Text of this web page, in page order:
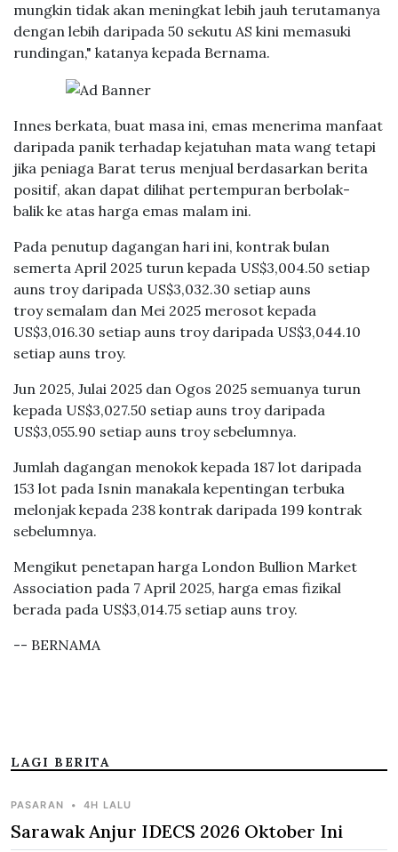
mungkin tidak akan meningkat lebih jauh terutamanya
dengan lebih daripada 50 sekutu AS kini memasuki
rundingan," katanya kepada Bernama.
Innes berkata, buat masa ini, emas menerima manfaat
daripada panik terhadap kejatuhan mata wang tetapi
jika peniaga Barat terus menjual berdasarkan berita
positif, akan dapat dilihat pertempuran berbolak-
balik ke atas harga emas malam ini.
Pada penutup dagangan hari ini, kontrak bulan
semerta April 2025 turun kepada US$3,004.50 setiap
auns troy daripada US$3,032.30 setiap auns
troy semalam dan Mei 2025 merosot kepada
US$3,016.30 setiap auns troy daripada US$3,044.10
setiap auns troy.
Jun 2025, Julai 2025 dan Ogos 2025 semuanya turun
kepada US$3,027.50 setiap auns troy daripada
US$3,055.90 setiap auns troy sebelumnya.
Jumlah dagangan menokok kepada 187 lot daripada
153 lot pada Isnin manakala kepentingan terbuka
melonjak kepada 238 kontrak daripada 199 kontrak
sebelumnya.
Mengikut penetapan harga London Bullion Market
Association pada 7 April 2025, harga emas fizikal
berada pada US$3,014.75 setiap auns troy.
-- BERNAMA
LAGI BERITA
PASARAN • 4H LALU
Sarawak Anjur IDECS 2026 Oktober Ini